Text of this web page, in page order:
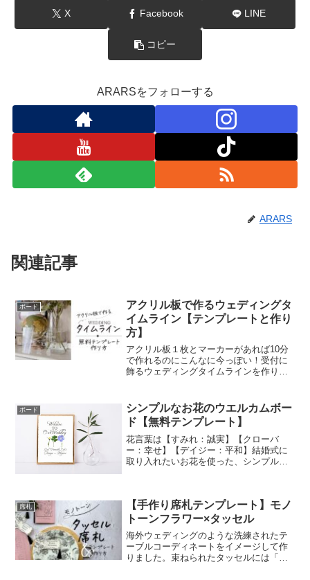
X Facebook LINE
コピー
ARARSをフォローする
ARARS
関連記事
ボード
アクリル板で作るウェディングタ
イムライン【テンプレートと作り
方】
アクリル板１枚とマーカーがあれば10分
で作れるのにこんなに今っぽい！受付に
飾るウェディングタイムラインを作りま
ボード
シンプルなお花のウエルカムボー
ド【無料テンプレート】
花言葉は【すみれ：誠実】【クローバ
ー：幸せ】【デイジー：平和】結婚式に
取り入れたいお花を使った、シンプルだ
席札
【手作り席札テンプレート】モノ
トーンフラワー×タッセル
海外ウェディングのような洗練されたテ
ーブルコーディネートをイメージして作
りました。束ねられたタッセルには「お